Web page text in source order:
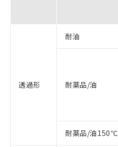
透過形
耐油
耐薬品/油
耐薬品/油150℃